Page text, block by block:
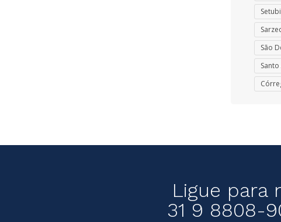
São
Ligue para
31 9 8808-